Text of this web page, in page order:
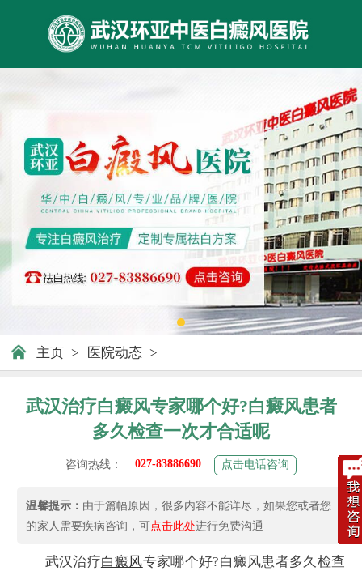
主页 > 医院动态 >
武汉治疗白癜风专家哪个好?白癜风患者
多久检查一次才合适呢
咨询热线： 027-83886690 点击电话咨询
温馨提示： 由于篇幅原因，很多内容不能详尽，如果您或者您
的家人需要疾病咨询，可点击此处进行免费沟通
武汉治疗白癜风专家哪个好?白癜风患者多久检查